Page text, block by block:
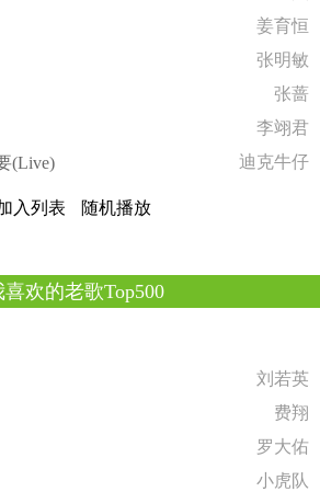
姜育恒
张明敏
张蔷
李翊君
(Live)
迪克牛仔
入列表 随机播放
喜欢的老歌Top500
刘若英
费翔
罗大佑
小虎队